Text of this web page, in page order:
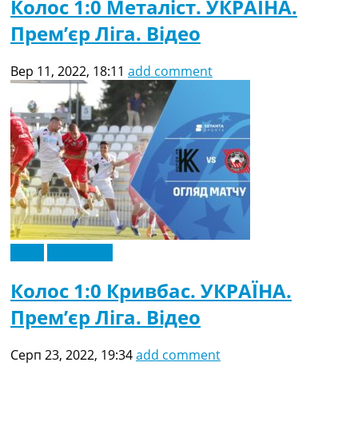
Колос 1:0 Металіст. УКРАЇНА.
Прем’єр Ліга. Відео
Вер 11, 2022, 18:11 add comment
Колос 1:0 Кривбас. УКРАЇНА.
Прем’єр Ліга. Відео
Серп 23, 2022, 19:34add comment